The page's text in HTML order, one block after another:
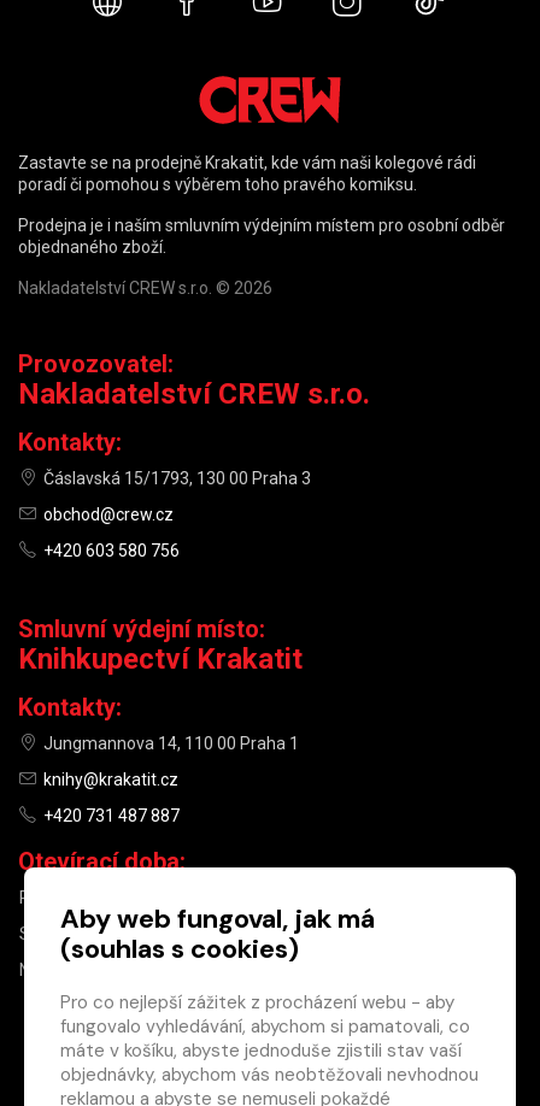
×
Máte u nás již
Zastavte se na prodejně Krakatit, kde vám naši kolegové rádi
poradí či pomohou s výběrem toho pravého komiksu.
Prodejna je i naším smluvním výdejním místem pro osobní odběr
objednaného zboží.
Nakladatelství CREW s.r.o. © 2026
Provozovatel:
Nakladatelství CREW s.r.o.
Kontakty:
Čáslavská 15/1793, 130 00 Praha 3
obchod@crew.cz
+420 603 580 756
Smluvní výdejní místo:
Knihkupectví Krakatit
Kontakty:
Jungmannova 14, 110 00 Praha 1
knihy@krakatit.cz
+420 731 487 887
Otevírací doba:
PO–PÁ
SO
10:00–13:00
NE
Aby web fungoval, jak má
(souhlas s cookies)
Pro co nejlepší zážitek z procházení webu - aby
fungovalo vyhledávání, abychom si pamatovali, co
máte v košíku, abyste jednoduše zjistili stav vaší
objednávky, abychom vás neobtěžovali nevhodnou
reklamou a abyste se nemuseli pokaždé